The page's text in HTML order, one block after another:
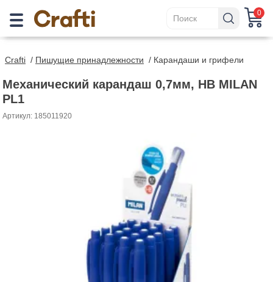
0
Crafti / Пишущие принадлежности / Карандаши и грифели
Механический карандаш 0,7мм, HB MILAN
PL1
Артикул: 185011920